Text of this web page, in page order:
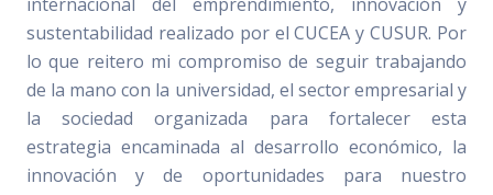
sustentabilidad realizado por el CUCEA y CUSUR. Por
lo que reitero mi compromiso de seguir trabajando
de la mano con la universidad, el sector empresarial y
la sociedad organizada para fortalecer esta
estrategia encaminada al desarrollo económico, la
innovación y de oportunidades para nuestro